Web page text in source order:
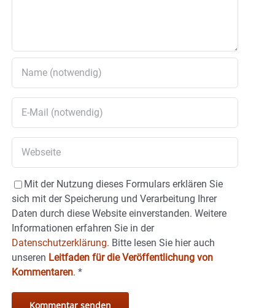
Mit der Nutzung dieses Formulars erklären Sie
sich mit der Speicherung und Verarbeitung Ihrer
Daten durch diese Website einverstanden. Weitere
Informationen erfahren Sie in der
Datenschutzerklärung. Bitte lesen Sie hier auch
unseren Leitfaden für die Veröffentlichung von
Kommentaren. *